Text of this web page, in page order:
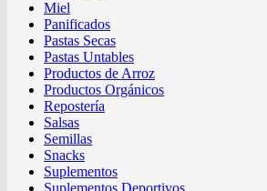
Miel
Panificados
Pastas Secas
Pastas Untables
Productos de Arroz
Productos Orgánicos
Repostería
Salsas
Semillas
Snacks
Suplementos
Suplementos Deportivos